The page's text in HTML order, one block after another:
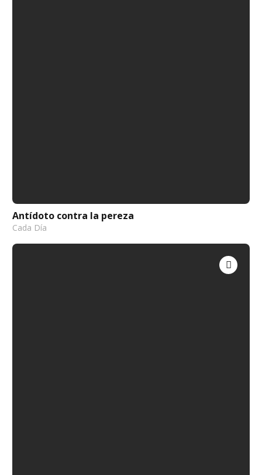
Antídoto contra la pereza
Cada Día